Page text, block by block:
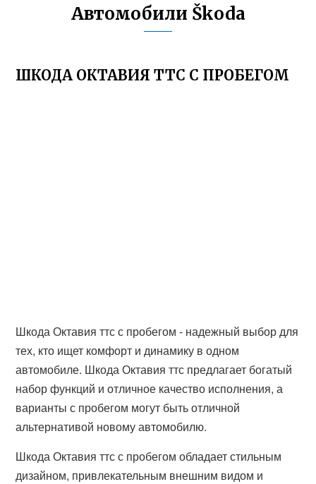
Автомобили Škoda
ШКОДА ОКТАВИЯ ТТС С ПРОБЕГОМ
Шкода Октавия ттс с пробегом - надежный выбор для
тех, кто ищет комфорт и динамику в одном
автомобиле. Шкода Октавия ттс предлагает богатый
набор функций и отличное качество исполнения, а
варианты с пробегом могут быть отличной
альтернативой новому автомобилю.
Шкода Октавия ттс с пробегом обладает стильным
дизайном, привлекательным внешним видом и